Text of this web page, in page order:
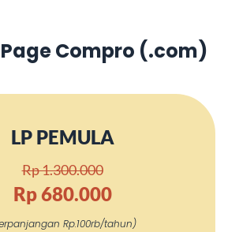
Compro (.com)
LP PEMULA
Rp 1.300.000
Rp 680.000
Rp.100rb/tahun)